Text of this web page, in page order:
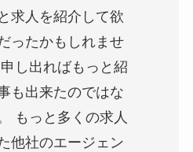
求人を紹介して欲
ったかもしれませ
し出ればもっと紹
も出来たのではな
もっと多くの求人
他社のエージェン